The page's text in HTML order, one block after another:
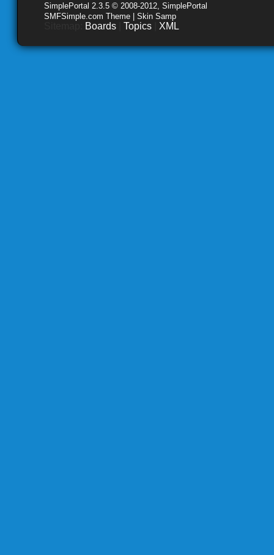
SimplePortal 2.3.5 © 2008-2012, SimplePortal
SMFSimple.com Theme | Skin Samp
Boards Topics XML